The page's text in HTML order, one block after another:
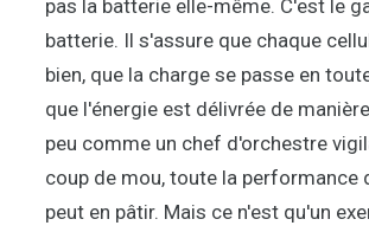
pas la batterie elle-même. C'est le
batterie. Il s'assure que chaque
bien, que la charge se passe en
que l'énergie est délivrée de
peu comme un chef d'orchestre
coup de mou, toute la performance
peut en pâtir. Mais ce n'est qu'un